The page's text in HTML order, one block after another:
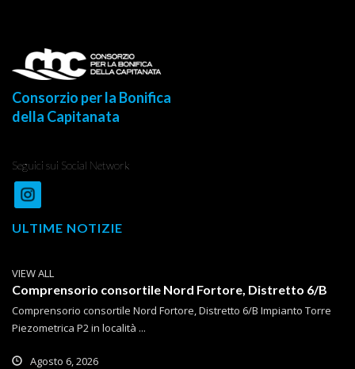
Consorzio per la Bonifica
della Capitanata
Seguici sui Social Network
ULTIME NOTIZIE
VIEW ALL
Comprensorio consortile Nord Fortore, Distretto 6/B
Comprensorio consortile Nord Fortore, Distretto 6/B Impianto Torre
Piezometrica P2 in località ...
Agosto 6, 2026